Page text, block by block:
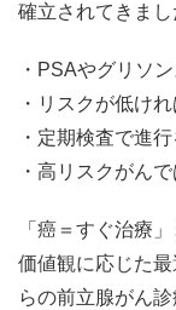
確立されてきまし
・PSAやグリソ
・リスクが低け
・定期検査で進
・高リスクがん
「癌＝すぐ治療
価値観に応じた
らの前立腺がん